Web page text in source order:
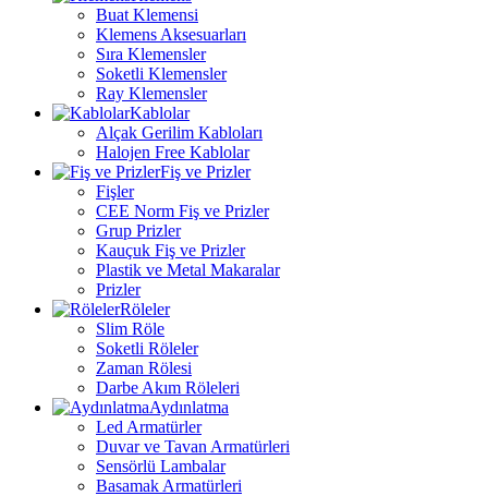
Buat Klemensi
Klemens Aksesuarları
Sıra Klemensler
Soketli Klemensler
Ray Klemensler
Kablolar
Alçak Gerilim Kabloları
Halojen Free Kablolar
Fiş ve Prizler
Fişler
CEE Norm Fiş ve Prizler
Grup Prizler
Kauçuk Fiş ve Prizler
Plastik ve Metal Makaralar
Prizler
Röleler
Slim Röle
Soketli Röleler
Zaman Rölesi
Darbe Akım Röleleri
Aydınlatma
Led Armatürler
Duvar ve Tavan Armatürleri
Sensörlü Lambalar
Basamak Armatürleri